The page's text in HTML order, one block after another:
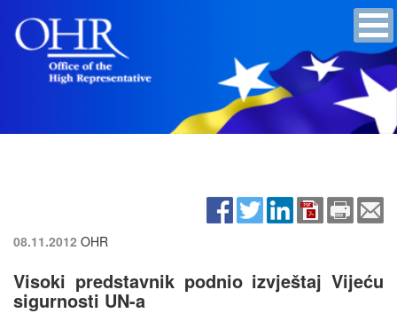
08.11.2012 OHR
Visoki predstavnik podnio izvještaj Vijeću
sigurnosti UN-a